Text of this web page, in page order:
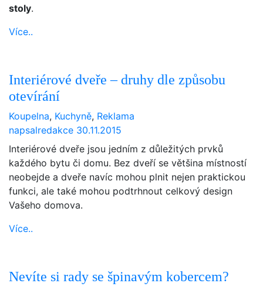
stoly.
Více..
Interiérové dveře – druhy dle způsobu
otevírání
Koupelna, Kuchyně, Reklama
napsalredakce 30.11.2015
Interiérové dveře jsou jedním z důležitých prvků
každého bytu či domu. Bez dveří se většina místností
neobejde a dveře navíc mohou plnit nejen praktickou
funkci, ale také mohou podtrhnout celkový design
Vašeho domova.
Více..
Nevíte si rady se špinavým kobercem?